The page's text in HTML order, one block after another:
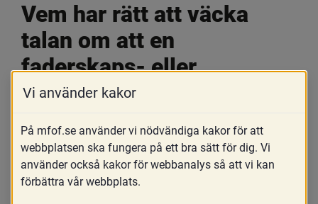
Vem har rätt att väcka
talan om att en
faderskaps- eller
föräldraskapsbekräftelse
ska ogiltigförklaras?
15 oktober 2019
Skriv ut
Vi använder kakor
På mfof.se använder vi nödvändiga kakor för att
webbplatsen ska fungera på ett bra sätt för dig. Vi
använder också kakor för webbanalys så att vi kan
förbättra vår webbplats.